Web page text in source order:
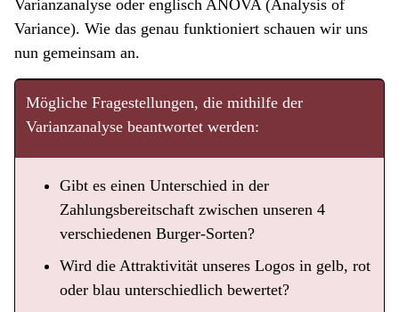
Varianzanalyse oder englisch ANOVA (Analysis of
Variance). Wie das genau funktioniert schauen wir uns
nun gemeinsam an.
Mögliche Fragestellungen, die mithilfe der
Varianzanalyse beantwortet werden:
Gibt es einen Unterschied in der
Zahlungsbereitschaft zwischen unseren 4
verschiedenen Burger-Sorten?
Wird die Attraktivität unseres Logos in gelb, rot
oder blau unterschiedlich bewertet?